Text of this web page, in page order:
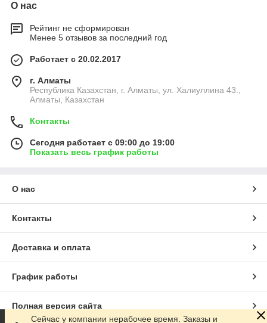
О нас
Рейтинг не сформирован
Менее 5 отзывов за последний год
Работает с 20.02.2017
г. Алматы
Республика Казахстан, г. Алматы, ул. Халиуллина 43.,
Алматы, Казахстан
Контакты
Сегодня работает с 09:00 до 19:00
Показать весь график работы
О нас
Контакты
Доставка и оплата
График работы
Полная версия сайта
Сейчас у компании нерабочее время. Заказы и